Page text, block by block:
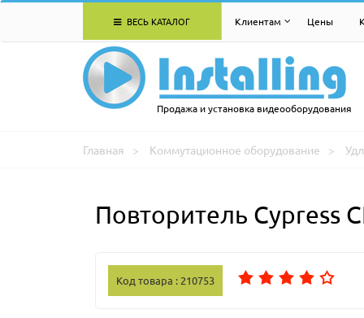
ВЕСЬ КАТАЛОГ Клиентам Цены
Продажа и установка видеооборудования
Главная Коммутационное оборудование
Повторитель Cypress
Код товара : 210753